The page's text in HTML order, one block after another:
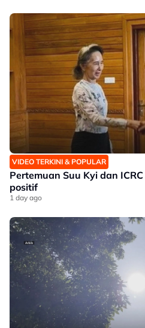
VIDEO TERKINI & POPULAR
Pertemuan Suu Kyi dan
positif
1 day ago